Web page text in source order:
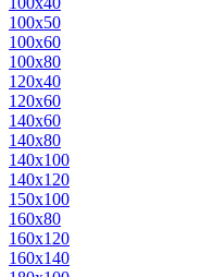
100х50
100х60
100х80
120х40
120х60
140х60
140х80
140х100
140х120
150х100
160х80
160х120
160х140